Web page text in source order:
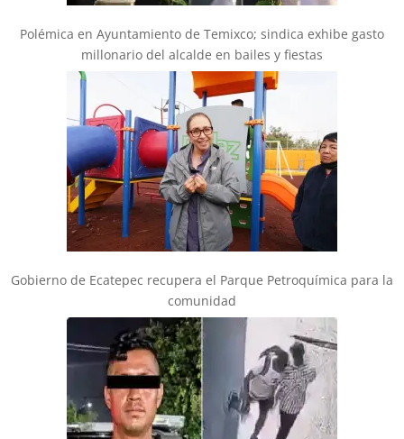
Polémica en Ayuntamiento de Temixco; sindica exhibe gasto
millonario del alcalde en bailes y fiestas
Gobierno de Ecatepec recupera el Parque Petroquímica para la
comunidad